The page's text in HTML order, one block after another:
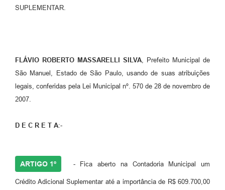
SUPLEMENTAR.
FLÁVIO ROBERTO MASSARELLI SILVA , Prefeito Municipal de
São Manuel, Estado de São Paulo, usando de suas atribuições
legais, conferidas pela Lei Municipal nº. 570 de 28 de novembro de
2007.
D E C R E T A:-
ARTIGO 1º - Fica aberto na Contadoria Municipal um
Crédito Adicional Suplementar até a importância de R$ 609.700,00